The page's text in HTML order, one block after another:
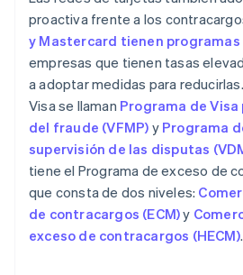
proactiva frente a los
y Mastercard tienen programas
empresas que tienen tasas
a adoptar medidas para
Visa se llaman Programa de
del fraude (VFMP) y Programa
supervisión de las disputas
tiene el Programa de exceso de
que consta de dos niveles:
de contracargos (ECM)y
exceso de contracargos (HECM).